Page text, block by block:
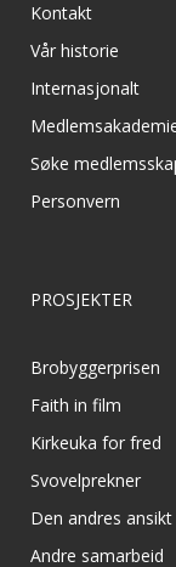
Kontakt
Vår historie
Internasjonalt
Søke
Personvern
PROSJEKTER
Brobyggerprisen
Faith in film
Kirkeuka for fred
Svovelprekner
Den andres ansikt
Andre samarbeid